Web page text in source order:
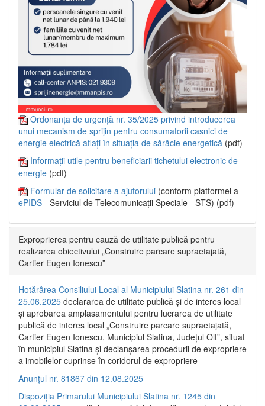
Ordonanța de urgență nr. 35/2025 privind introducerea
unui mecanism de sprijin pentru consumatorii casnici de
energie electrică aflați în situația de sărăcie energetică (pdf)
Informații utile pentru beneficiarii tichetului electronic de
energie (pdf)
Formular de solicitare a ajutorului (conform platformei a
ePIDS - Serviciul de Telecomunicații Speciale - STS) (pdf)
Exproprierea pentru cauză de utilitate publică pentru
realizarea obiectivului „Construire parcare supraetajată,
Cartier Eugen Ionescu”
Hotărârea Consiliului Local al Municipiului Slatina nr. 261 din
25.06.2025 declararea de utilitate publică și de interes local
și aprobarea amplasamentului pentru lucrarea de utilitate
publică de interes local „Construire parcare supraetajată,
Cartier Eugen Ionescu, Municipiul Slatina, Județul Olt”, situat
în municipiul Slatina și declanșarea procedurii de expropriere
a imobilelor cuprinse în coridorul de expropriere
Anunțul nr. 81867 din 12.08.2025
Dispoziția Primarului Municipiului Slatina nr. 1245 din